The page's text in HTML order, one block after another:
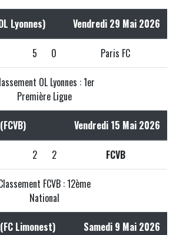
Lyonnes) Vendredi 29 Mai 2026
5 0 Paris FC
OL Lyonnes : 1er
Première Ligue
Vendredi 15 Mai 2026
2 2 FCVB
FCVB : 12ème
National
Limonest) Samedi 9 Mai 2026